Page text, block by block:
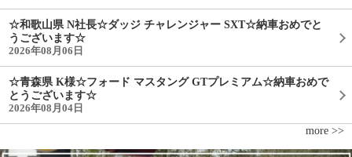
☆和歌山県 N社長☆ダッジ チャレンジャー SXT☆納車おめでと
うございます☆
2026年08月06日
☆青森県 K様☆フォード マスタング GTプレミアム☆納車おめで
とうございます☆
2026年08月04日
more >>